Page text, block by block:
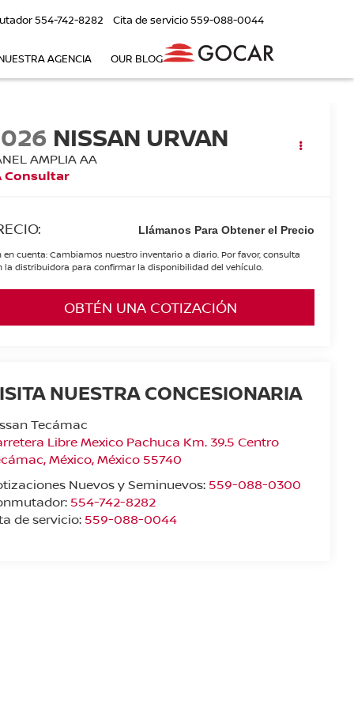
554-742-8282 Cita de servicio559-088-0044
AGENCIA OUR BLOG
NISSAN URVAN
AMPLIA AA
Consultar
Llámanos Para Obtener el Precio
en cuenta: Cambiamos nuestro inventario a diario. Por favor, consulta
la distribuidora para confirmar la disponibilidad del vehículo.
OBTÉN UNA COTIZACIÓN
NUESTRA CONCESIONARIA
Tecámac
Libre Mexico Pachuca Km. 39.5 Centro
,México, México 55740
Nuevos y Seminuevos: 559-088-0300
554-742-8282
de servicio: 559-088-0044